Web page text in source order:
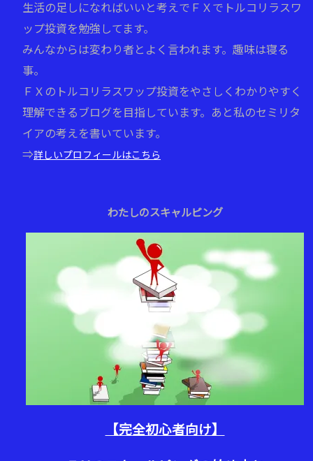
生活の足しになればいいと考えでＦＸでトルコリラスワ
ップ投資を勉強してます。
みんなからは変わり者とよく言われます。趣味は寝る
事。
ＦＸのトルコリラスワップ投資をやさしくわかりやすく
理解できるブログを目指しています。あと私のセミリタ
イアの考えを書いています。
⇒詳しいプロフィールはこちら
わたしのスキャルピング
【完全初心者向け】